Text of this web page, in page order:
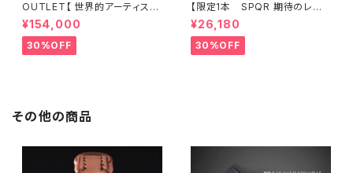
OUTLET【 世界的アーティスト
五十嵐威暢デザイン 手巻付自
動巻 earth watch 】 ブルー
天秤秒針が象徴的な機械式×ス
テンレスメッシュ 白
¥154,000
30%OFF
【限定1本 SPQR 期待のレディ
ス 小型サイズのシンプルデザイ
ンで使い易さに徹した手巻付自
動巻機械式】 Ventuno fs
ーｘ アイボリー文字盤×ステン
¥26,180
30%OFF
その他の商品